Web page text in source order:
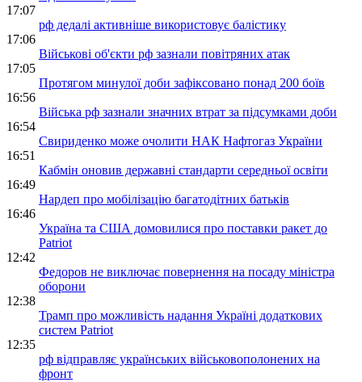
17:07
рф дедалі активніше використовує балістику
17:06
Військові об'єкти рф зазнали повітряних атак
17:05
Протягом минулої доби зафіксовано понад 200 боїв
16:56
Війська рф зазнали значних втрат за підсумками доби
16:54
Свириденко може очолити НАК Нафтогаз України
16:51
Кабмін оновив державні стандарти середньої освіти
16:49
Нардеп про мобілізацію багатодітних батьків
16:46
Україна та США домовилися про поставки ракет до
Patriot
12:42
Федоров не виключає повернення на посаду міністра
оборони
12:38
Трамп про можливість надання Україні додаткових
систем Patriot
12:35
рф відправляє українських військовополонених на
фронт